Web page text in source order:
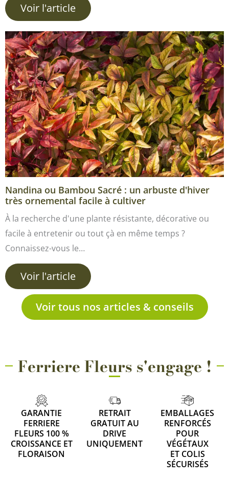
Voir l'article
Nandina ou Bambou Sacré : un arbuste d'hiver
très ornemental facile à cultiver
À la recherche d'une plante résistante, décorative ou
facile à entretenir ou tout çà en même temps ?
Connaissez-vous le…
Voir l'article
Voir tous nos articles & conseils
Ferriere Fleurs s'engage !
GARANTIE
FERRIERE
FLEURS 100 %
CROISSANCE ET
FLORAISON
RETRAIT
GRATUIT AU
DRIVE
UNIQUEMENT
EMBALLAGES
RENFORCÉS
POUR
VÉGÉTAUX
ET COLIS
SÉCURISÉS